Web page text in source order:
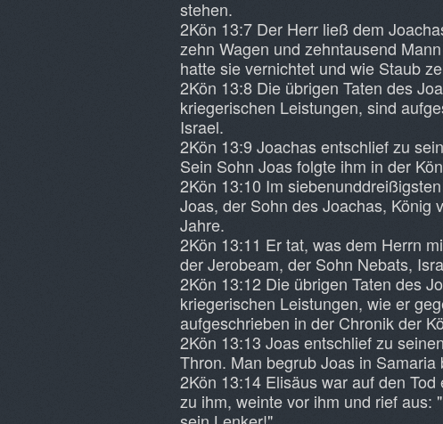
stehen.
2Kön 13:7 Der Herr ließ dem
zehn Wagen und zehntausend
hatte sie vernichtet und wie Staub
2Kön 13:8 Die übrigen Taten des
kriegerischen Leistungen, sind
Israel.
2Kön 13:9 Joachas entschlief zu
Sein Sohn Joas folgte ihm in der
2Kön 13:10 Im
Joas, der Sohn des Joachas, König
Jahre.
2Kön 13:11 Er tat, was dem Herrn
der Jerobeam, der Sohn Nebats,
2Kön 13:12 Die übrigen Taten des
kriegerischen Leistungen, wie er
aufgeschrieben in der Chronik der
2Kön 13:13 Joas entschlief zu
Thron. Man begrub Joas in
2Kön 13:14 Elisäus war auf den
zu ihm, weinte vor ihm und rief aus: